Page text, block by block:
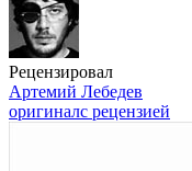
Рецензировал
Артемий Лебедев
оригиналс рецензией